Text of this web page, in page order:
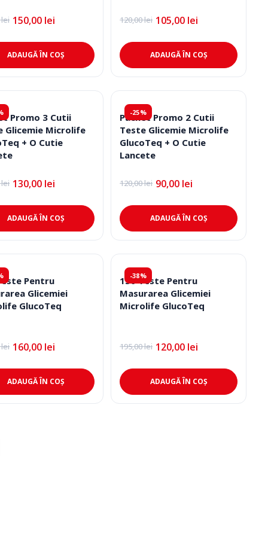
lei
lei.
150,00 lei
lei.
ADAUGĂ ÎN COȘ
120,00lei
Prețul
a
fost:
120,00 lei.
105,00 lei
Prețul
este:
105,00 lei.ADAUGĂ ÎN COȘ
Promo 3 Cutii
Glicemie Microlife
+ O Cutie
lei
lei.
130,00 lei
lei.
ADAUGĂ ÎN COȘ
-25%
Pachet Promo 2 Cutii
Teste Glicemie Microlife
GlucoTeq + O Cutie
Lancete
120,00lei
Prețul
a
fost:
120,00 lei.
90,00 lei
Prețul
este:
90,00 lei.ADAUGĂ ÎN COȘ
Pentru
Glicemiei
GlucoTeq
lei
lei.
160,00 lei
lei.
ADAUGĂ ÎN COȘ
-38%
150 Teste Pentru
Masurarea Glicemiei
Microlife GlucoTeq
195,00lei
Prețul
a
fost:
195,00 lei.
120,00 lei
Prețul
este:
120,00 lei.ADAUGĂ ÎN COȘ